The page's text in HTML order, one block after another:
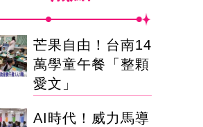
芒果自由！台南14
萬學童午餐「整顆
愛文」
AI時代！威力馬導